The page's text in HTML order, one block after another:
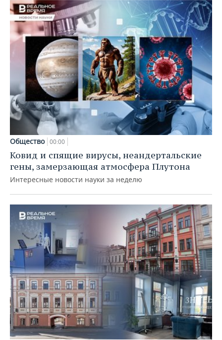
Общество 00:00
Ковид и спящие вирусы, неандертальские
гены, замерзающая атмосфера Плутона
Интересные новости науки за неделю